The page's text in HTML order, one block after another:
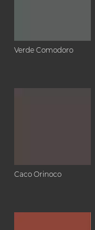
Verde Comodoro
Caco Orinoco